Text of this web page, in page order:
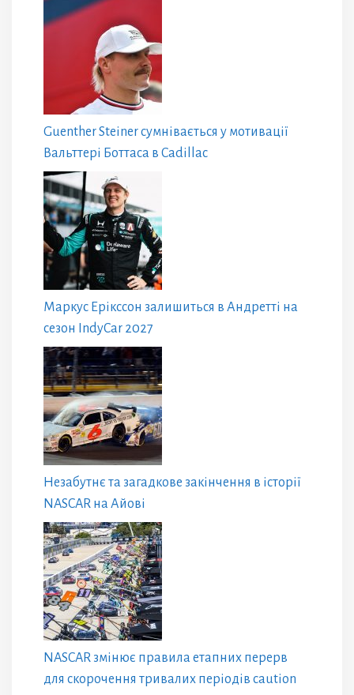
Guenther Steiner сумнівається у мотивації
Вальттері Боттаса в Cadillac
Маркус Ерікссон залишиться в Андретті на
сезон IndyCar 2027
Незабутнє та загадкове закінчення в історії
NASCAR на Айові
NASCAR змінює правила етапних перерв
для скорочення тривалих періодів caution